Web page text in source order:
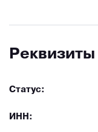
Реквизиты
Статус:
ИНН: